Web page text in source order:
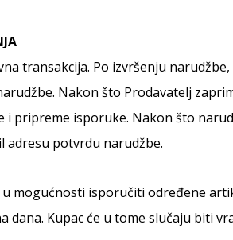
transakcija. Po izvršenju
Nakon što Prodavatelj
i pripreme isporuke. Nakon što
adresu potvrdu narudžbe.
mogućnosti isporučiti određene
dana. Kupac će u tome slučaju biti